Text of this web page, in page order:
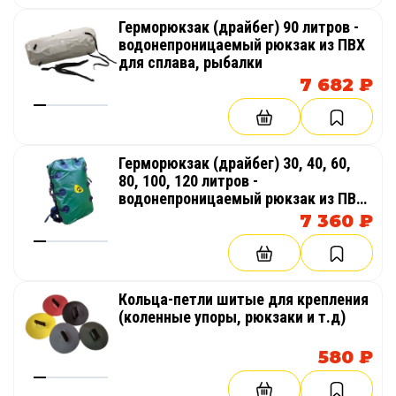
Герморюкзак (драйбег) 90 литров -
водонепроницаемый рюкзак из ПВХ
для сплава, рыбалки
7 682 ₽
Герморюкзак (драйбег) 30, 40, 60,
80, 100, 120 литров -
водонепроницаемый рюкзак из ПВХ
7 360 ₽
Кольца-петли шитые для крепления
(коленные упоры, рюкзаки и т.д)
580 ₽